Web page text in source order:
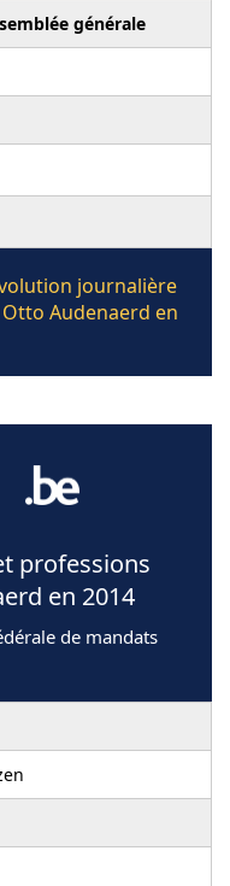
générale
journalière
Audenaerd en
professions
en 2014
de mandats